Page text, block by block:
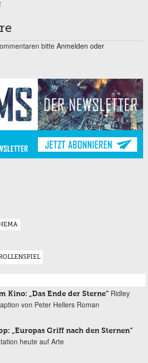
bitte Anmelden oder
Kino: „Das Ende der Sterne“ Ridley
von Peter Hellers Roman
„Europas Griff nach den Sternen“
heute auf Arte